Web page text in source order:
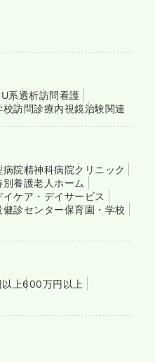
系透析訪問看護
校訪問診療内視鏡治験関連
病院精神科病院クリニック
別養護老人ホーム
イケア・デイサービス
健診センター保育園・学校
上600万円以上